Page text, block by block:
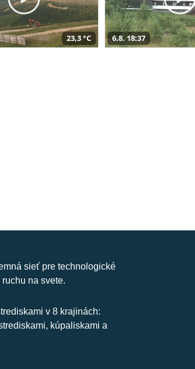
23,3 °C 6.8. 18:37
sieť pre technologické
na svete.
v 8 krajinách:
kúpaliskami a